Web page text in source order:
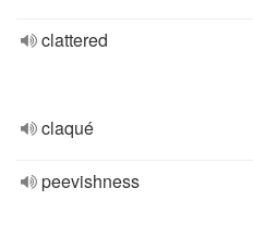
clattered
claqué
peevishness